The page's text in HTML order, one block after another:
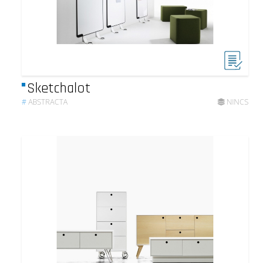
Sketchalot
#ABSTRACTA NINCS